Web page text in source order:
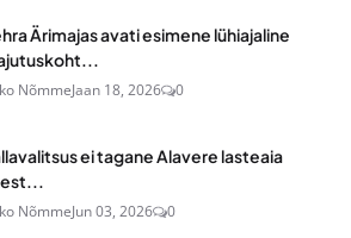
Ärimajas avati esimene lühiajaline
NõmmeJaan 18, 2026 0
ei tagane Alavere lasteaia
NõmmeJun 03, 2026 0